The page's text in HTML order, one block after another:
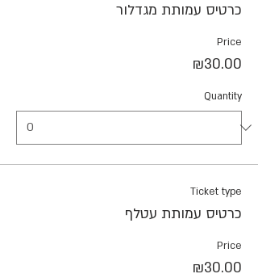
כרטיס עמותת מגדלור
Price
₪30.00
Quantity
Ticket type
כרטיס עמותת עטלף
Price
₪30.00